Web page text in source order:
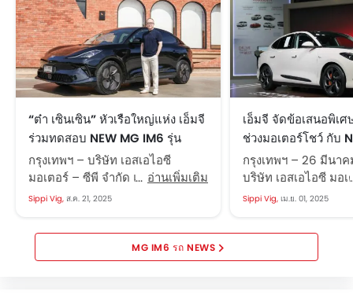
“ต๋า เซินเซิน” หัวเรือใหญ่แห่ง เอ็มจี
ร่วมทดสอบ NEW MG IM6 รุ่น
Premium LONG RANGE พรีเมียม
อีวีที่ชาร์จได้ไวและขับได้ไกลที่สุด
ในคลาส
กรุงเทพฯ – บริษัท เอสเอไอซี
มอเตอร์ – ซีพี จำกัด และ บริษัท
เอ็มจี เซลส์ (ประเทศไทย) จำกัด ผู้
ประเทศไทย ตอกย้ำความมั่นใจใน
คุณภาพ สมรรถนะ และเทคโนโลยี
ของ...
อ่านเพิ่มเติม
Sippi Vig, ส.ค. 21, 2025
เอ็มจี จัดข้อเสนอพิเศ
ช่วงมอเตอร์โชว์ กับ
ELECTRIC และ
กรุงเทพฯ – 26 มีนา
บริษัท เอสเอไอซี มอ
จำกัด และ บริษัท เอ็ม
จำหน่ายรถยนต์เอ็มจี
ลูกค้าเป็นเจ้าของยนต
Sippi Vig, เม.ย. 01, 2025
MG IM6 รถ NEWS